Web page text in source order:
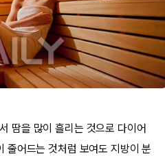
땀을 많이 흘리는 것으로 다이어
줄어드는 것처럼 보여도 지방이 분